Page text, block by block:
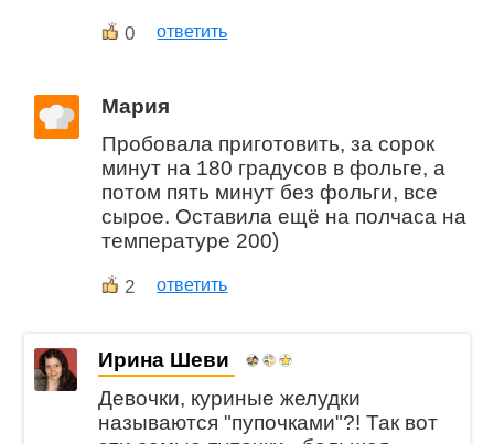
0 ответить
Мария
Пробовала приготовить, за сорок
минут на 180 градусов в фольге, а
потом пять минут без фольги, все
сырое. Оставила ещё на полчаса на
температуре 200)
2 ответить
Ирина Шеви
Девочки, куриные желудки
называются "пупочками"?! Так вот